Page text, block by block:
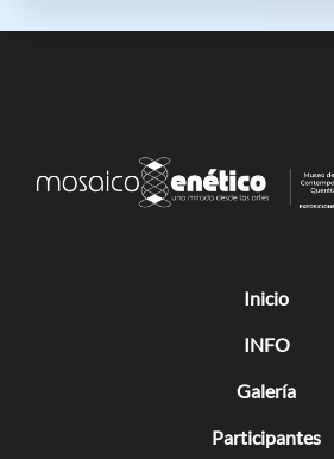
Inicio
INFO
Galería
Participantes